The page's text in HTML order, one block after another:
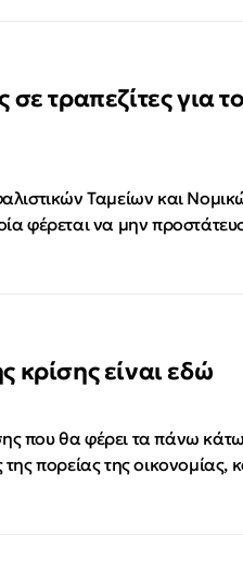
σε τραπεζίτες για
Ταμείων και
φέρεται να μην
κρίσης είναι εδώ
που θα φέρει τα πάνω
πορείας της οικονομίας,